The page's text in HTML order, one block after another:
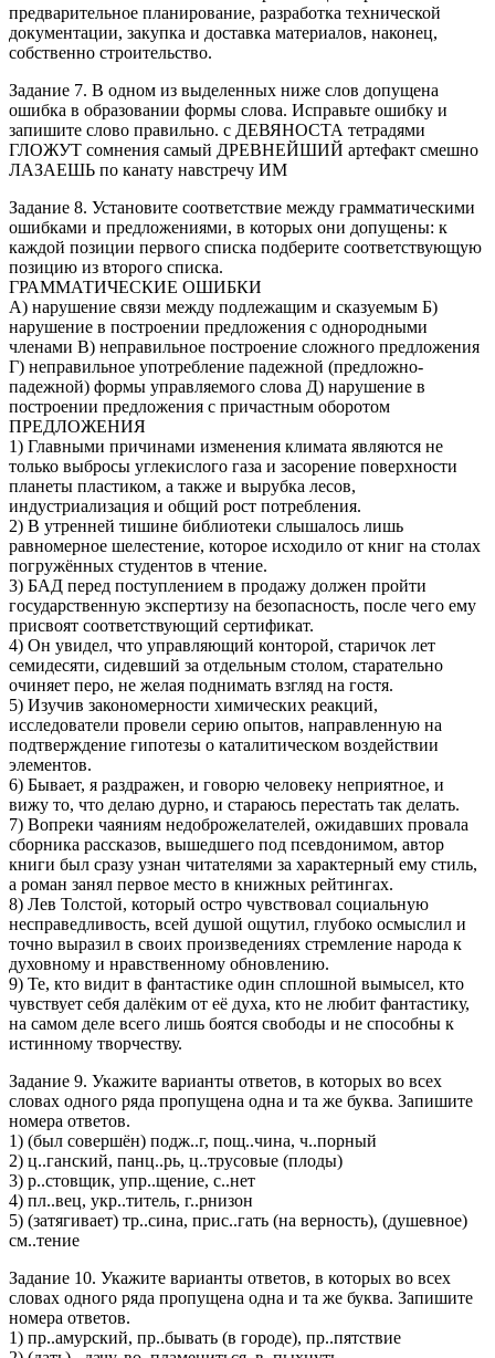
предварительное планирование, разработка технической
документации, закупка и доставка материалов, наконец,
собственно строительство.
Задание 7. В одном из выделенных ниже слов допущена
ошибка в образовании формы слова. Исправьте ошибку и
запишите слово правильно. с ДЕВЯНОСТА тетрадями
ГЛОЖУТ сомнения самый ДРЕВНЕЙШИЙ артефакт смешно
ЛАЗАЕШЬ по канату навстречу ИМ
Задание 8. Установите соответствие между грамматическими
ошибками и предложениями, в которых они допущены: к
каждой позиции первого списка подберите соответствующую
позицию из второго списка.
ГРАММАТИЧЕСКИЕ ОШИБКИ
А) нарушение связи между подлежащим и сказуемым Б)
нарушение в построении предложения с однородными
членами В) неправильное построение сложного предложения
Г) неправильное употребление падежной (предложно-
падежной) формы управляемого слова Д) нарушение в
построении предложения с причастным оборотом
ПРЕДЛОЖЕНИЯ
1) Главными причинами изменения климата являются не
только выбросы углекислого газа и засорение поверхности
планеты пластиком, а также и вырубка лесов,
индустриализация и общий рост потребления.
2) В утренней тишине библиотеки слышалось лишь
равномерное шелестение, которое исходило от книг на столах
погружённых студентов в чтение.
3) БАД перед поступлением в продажу должен пройти
государственную экспертизу на безопасность, после чего ему
присвоят соответствующий сертификат.
4) Он увидел, что управляющий конторой, старичок лет
семидесяти, сидевший за отдельным столом, старательно
очиняет перо, не желая поднимать взгляд на гостя.
5) Изучив закономерности химических реакций,
исследователи провели серию опытов, направленную на
подтверждение гипотезы о каталитическом воздействии
элементов.
6) Бывает, я раздражен, и говорю человеку неприятное, и
вижу то, что делаю дурно, и стараюсь перестать так делать.
7) Вопреки чаяниям недоброжелателей, ожидавших провала
сборника рассказов, вышедшего под псевдонимом, автор
книги был сразу узнан читателями за характерный ему стиль,
а роман занял первое место в книжных рейтингах.
8) Лев Толстой, который остро чувствовал социальную
несправедливость, всей душой ощутил, глубоко осмыслил и
точно выразил в своих произведениях стремление народа к
духовному и нравственному обновлению.
9) Те, кто видит в фантастике один сплошной вымысел, кто
чувствует себя далёким от её духа, кто не любит фантастику,
на самом деле всего лишь боятся свободы и не способны к
истинному творчеству.
Задание 9. Укажите варианты ответов, в которых во всех
словах одного ряда пропущена одна и та же буква. Запишите
номера ответов.
1) (был совершён) подж..г, пощ..чина, ч..порный
2) ц..ганский, панц..рь, ц..трусовые (плоды)
3) р..стовщик, упр..щение, с..нет
4) пл..вец, укр..титель, г..рнизон
5) (затягивает) тр..сина, прис..гать (на верность), (душевное)
см..тение
Задание 10. Укажите варианты ответов, в которых во всех
словах одного ряда пропущена одна и та же буква. Запишите
номера ответов.
1) пр..амурский, пр..бывать (в городе), пр..пятствие